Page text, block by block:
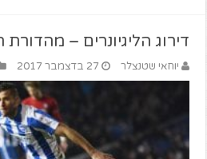
דירוג הליגיונרים –
יוחאי שטנצלר 27 בדצמבר 2017